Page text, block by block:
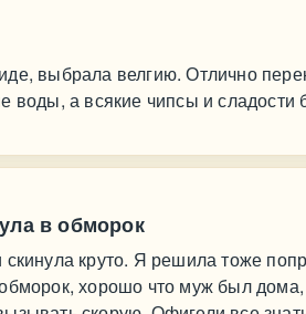
выбрала велгию. Отлично
воды, а всякие чипсы и сладости
в обморок
круто. Я решила тоже
хорошо что муж был